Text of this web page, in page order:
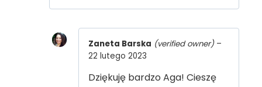
Zaneta Barska (verified owner)–
22 lutego 2023
Dziękuję bardzo Aga! Cieszę